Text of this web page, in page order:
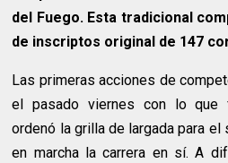
del Fuego. Esta tradicional
de inscriptos original de 147
Las primeras acciones de
el pasado viernes con lo que
ordenó la grilla de largada para
en marcha la carrera en sí. A